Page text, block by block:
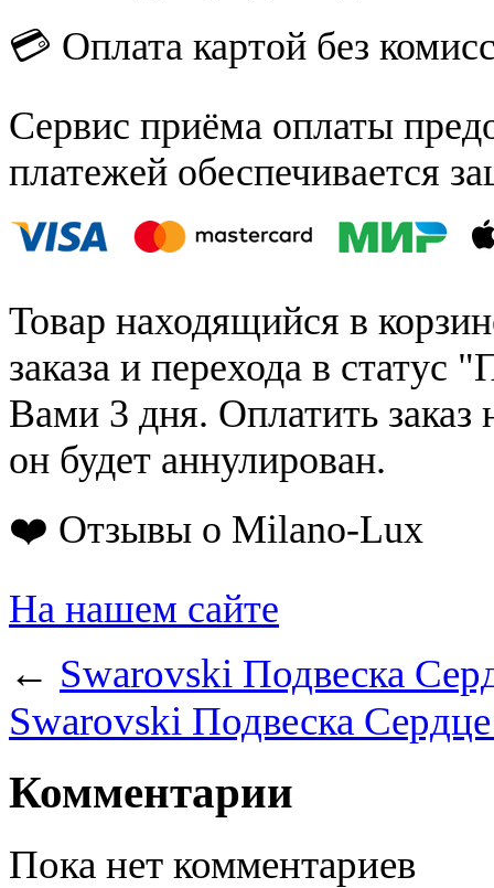
💳 Оплата картой без
Сервис приёма оплаты
платежей обеспечивается
Товар находящийся в
заказа и перехода в статус
Вами 3 дня. Оплатить заказ
он будет аннулирован.
❤️ Отзывы о Milano-Lux
На нашем сайте
← Swarovski Подвеска
Swarovski Подвеска
Комментарии
Пока нет комментариев